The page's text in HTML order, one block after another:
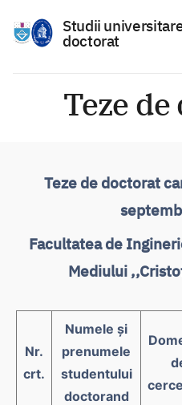
Studii
doctorat
Teze
Teze de doctorat
Facultatea de
Mediului
Nr.
crt.
Numele și
prenumele
studentului
doctorand